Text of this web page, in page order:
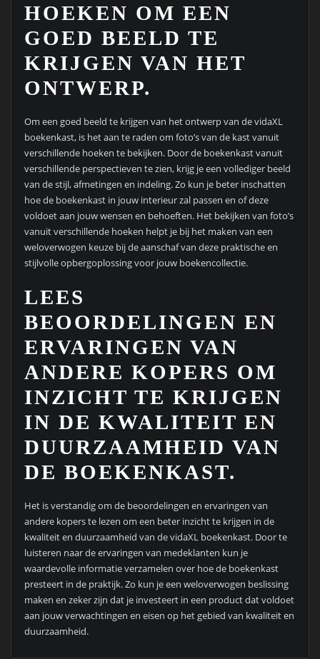
HOEKEN OM EEN
GOED BEELD TE
KRIJGEN VAN HET
ONTWERP.
Om een goed beeld te krijgen van het ontwerp van de vidaXL
boekenkast, is het aan te raden om foto’s van de kast vanuit
verschillende hoeken te bekijken. Door de boekenkast vanuit
verschillende perspectieven te zien, krijg je een vollediger beeld
van de stijl, afmetingen en indeling. Zo kun je beter inschatten
hoe de boekenkast in jouw interieur zal passen en of deze
voldoet aan jouw wensen en behoeften. Het bekijken van foto’s
vanuit verschillende hoeken helpt je bij het maken van een
weloverwogen keuze bij de aanschaf van deze praktische en
stijlvolle opbergoplossing voor jouw boekencollectie.
LEES
BEOORDELINGEN EN
ERVARINGEN VAN
ANDERE KOPERS OM
INZICHT TE KRIJGEN
IN DE KWALITEIT EN
DUURZAAMHEID VAN
DE BOEKENKAST.
Het is verstandig om de beoordelingen en ervaringen van
andere kopers te lezen om een beter inzicht te krijgen in de
kwaliteit en duurzaamheid van de vidaXL boekenkast. Door te
luisteren naar de ervaringen van medeklanten kun je
waardevolle informatie verzamelen over hoe de boekenkast
presteert in de praktijk. Zo kun je een weloverwogen beslissing
maken en zeker zijn dat je investeert in een product dat voldoet
aan jouw verwachtingen en eisen op het gebied van kwaliteit en
duurzaamheid.